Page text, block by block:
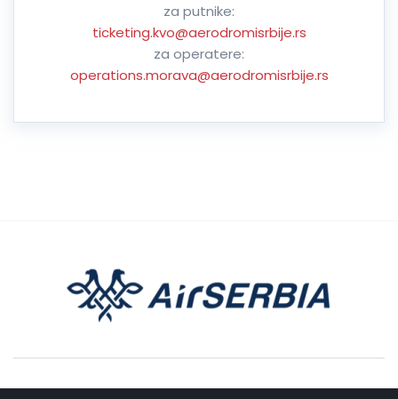
za putnike:
ticketing.kvo@aerodromisrbije.rs
za operatere:
operations.morava@aerodromisrbije.rs